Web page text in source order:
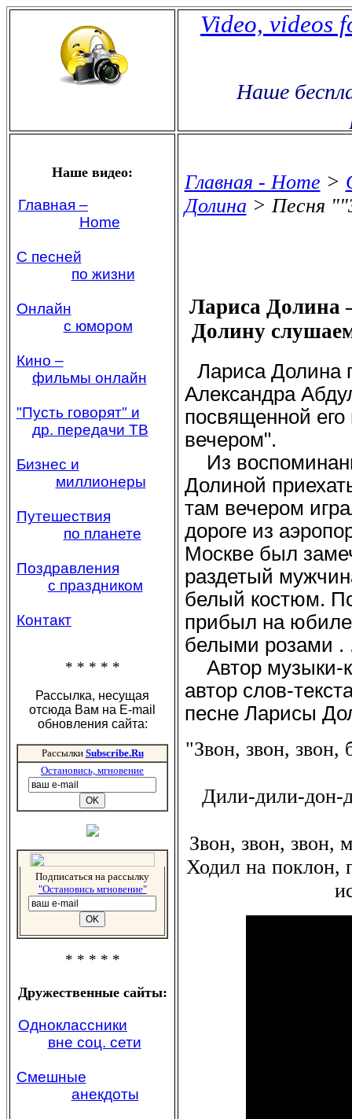
Video, videos
Наше
Наше видео:
Главная –
Home
С песней
по жизни
Онлайн
с юмором
Кино –
фильмы онлайн
"Пусть говорят" и
др. передачи ТВ
Бизнес и
миллионеры
Путешествия
по планете
Поздравления
с праздником
Контакт
* * * * *
Рассылка, несущая
отсюда Вам на E-mail
обновления сайта:
Рассылки Subscribe.Ru
Остановись, мгновение
Подписаться на рассылку
"Остановись мгновение"
* * * * *
Дружественные сайты:
Одноклассники
вне соц. сети
Смешные
анекдоты
Главная - Home >
Долина > Песня
Лариса Долина
Долину
Лариса Долина
Александра
посвященной
вечером".
Из
Долиной
там вечером
дороге из
Москве был
раздетый
белый костюм.
прибыл на
белыми розами .
Автор музыки-
автор слов-
песне Ларисы
"Звон, звон, звон,
Дили-дили-дон-
Звон, звон, звон,
Ходил на поклон,